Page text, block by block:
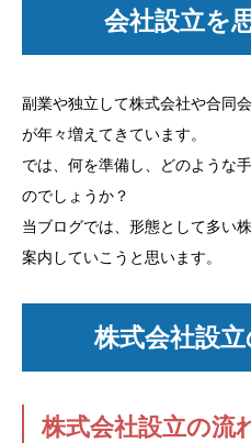
会社設立を
副業や独立して株式会社や合同
が年々増えてきています。
では、何を準備し、どのような
のでしょうか？
当ブログでは、形態として多い
案内していこうと思います。
株式会社設立
株式会社設立の流